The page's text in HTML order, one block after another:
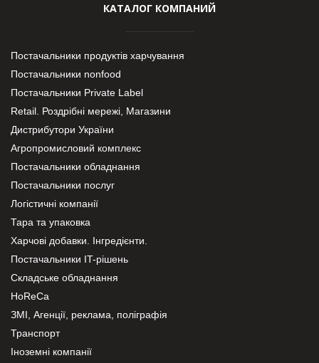
КАТАЛОГ КОМПАНИЙ
Постачальники продуктів харчування
Постачальники nonfood
Постачальники Private Label
Retail. Роздрібні мережі, Магазини
Дистрибутори України
Агропромисловий комплекс
Постачальники обладнання
Постачальники послуг
Логістичні компанії
Тара та упаковка
Харчові добавки. Інгредієнти.
Постачальники IT-рішень
Складське обладнання
HoReCa
ЗМІ, Агенції, реклама, поліграфія
Транспорт
Іноземні компанії